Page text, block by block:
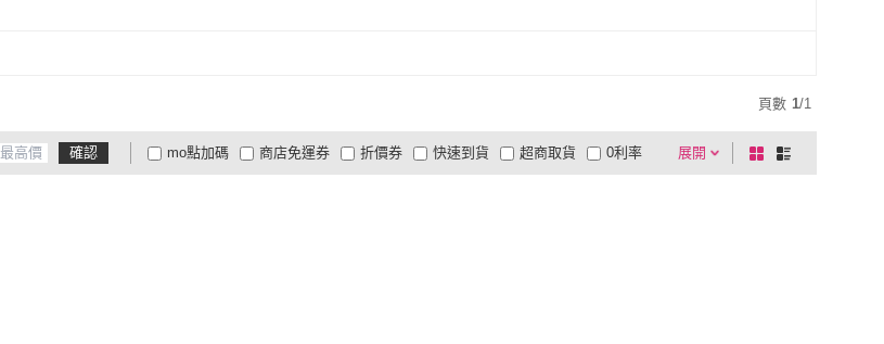
頁數 1/1
確認 展開
折價券
有影片
商品有量 電視購物
mo點加碼 快速到貨 超商取貨
大家電安心配
大家電快配
商店免運券 0利率
棋
盤
列